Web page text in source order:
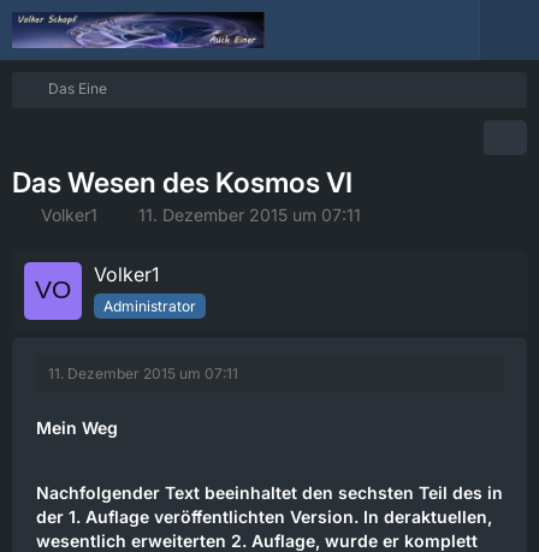
Das Eine
Das Wesen des Kosmos VI
Volker1 11. Dezember 2015 um 07:11
Volker1
Administrator
11. Dezember 2015 um 07:11
Mein Weg
Nachfolgender Text beeinhaltet den sechsten Teil des in
der 1. Auflage veröffentlichten Version. In deraktuellen,
wesentlich erweiterten 2. Auflage, wurde er komplett